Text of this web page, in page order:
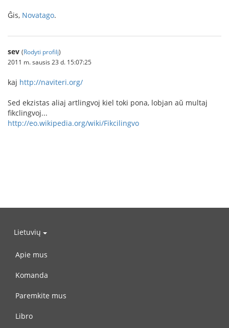
Ĝis, Novatago.
sev (Rodyti profilį)
2011 m. sausis 23 d. 15:07:25
kaj http://naviteri.org/
Sed ekzistas aliaj artlingvoj kiel toki pona, lobjan aŭ multaj
fikclingvoj...
http://eo.wikipedia.org/wiki/Fikcilingvo
Lietuvių
Apie mus
Komanda
Paremkite mus
Libro